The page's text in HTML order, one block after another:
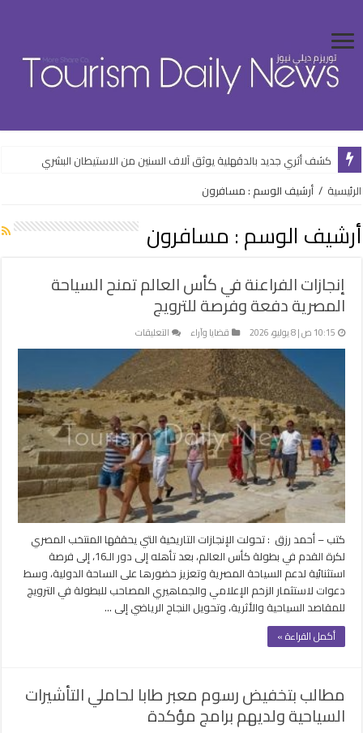
كشف أثري جديد بالدقهلية يوثق آلاف السنين من الاستيطان البشري
وزارة الإسكان تواصل طرح فرص استثمارية متنوعة من خلال المنصات الرقمية
الرئيسية / أرشيف الوسم : مسافرون
أرشيف الوسم : مسافرون
إنجازات الفراعنة في كأس العالم تمنح السياحة
المصرية دفعة وفرصة للترويج
10:15 ص | 8 يوليو، 2026 قضايا وآراء التعليقات
إنجازات
الفراعنة
في
كأس
العالم
تمنح
السياحة
المصرية
دفعة
وفرصة
للترويج
مغلقة
كتب – أحمد رزق : تحولت الإنجازات التاريخية التي يحققها المنتخب المصري
لكرة القدم في بطولة كأس العالم، بعد تأهله إلى دور الـ16، إلى فرصة
استثنائية لدعم السياحة المصرية وتعزيز حضورها على الساحة الدولية، وسط
دعوات لاستثمار الزخم الإعلامي والجماهيري المصاحب للبطولة في الترويج
للمقاصد السياحية والأثرية، وتحويل النجاح الرياضي إلى …
أكمل القراءة »
مطالب بتخفيض رسوم معبر طابا لحاملي التأشيرات
السياحية ولديهم برامج مؤكدة